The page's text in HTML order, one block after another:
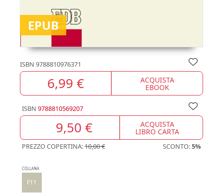
EPUB
ISBN 9788810976371
6,99 € ACQUISTA
EBOOK
ISBN 9788810569207
9,50 € ACQUISTA
LIBRO CARTA
PREZZO COPERTINA:10,00 € SCONTO:5%
COLLANA
F11